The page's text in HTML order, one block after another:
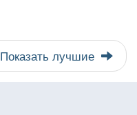
Показать лучшие